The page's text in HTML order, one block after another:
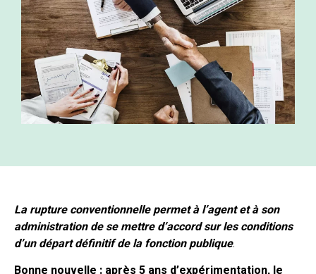
La rupture conventionnelle permet à l’agent et à son
administration de se mettre d’accord sur les conditions
d’un départ définitif de la fonction publique.